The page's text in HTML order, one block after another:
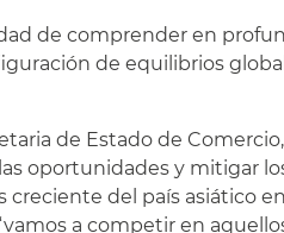
de comprender en
de equilibrios
de Estado de
oportunidades y mitigar
creciente del país asiático
a competir en